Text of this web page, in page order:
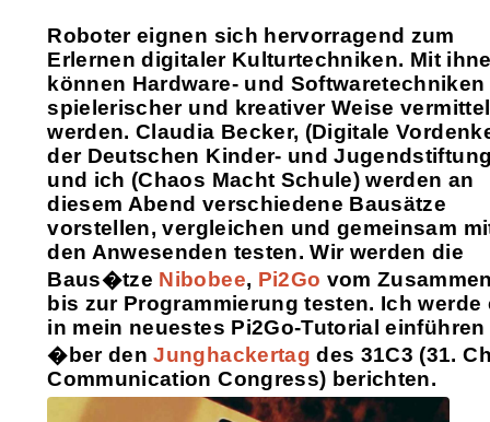
Roboter eignen sich hervorragend zum
Erlernen digitaler Kulturtechniken. Mit
können Hardware- und Softwaretechniken
spielerischer und kreativer Weise
werden. Claudia Becker, (Digitale
der Deutschen Kinder- und
und ich (Chaos Macht Schule) werden an
diesem Abend verschiedene Bausätze
vorstellen, vergleichen und gemeinsam
den Anwesenden testen. Wir werden die
Baus�tze Nibobee, Pi2Go vom
bis zur Programmierung testen. Ich werde
in mein neuestes Pi2Go-Tutorial
�ber denJunghackertag des 31C3 (31.
Communication Congress) berichten.